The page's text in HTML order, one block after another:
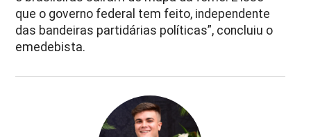
que o governo federal tem feito, independente
das bandeiras partidárias políticas”, concluiu o
emedebista.